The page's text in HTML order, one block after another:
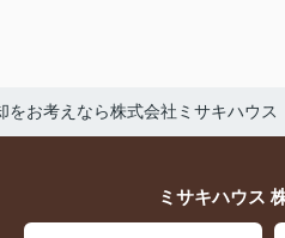
をお考えなら株式会社ミサキハウス
ミサキハウス